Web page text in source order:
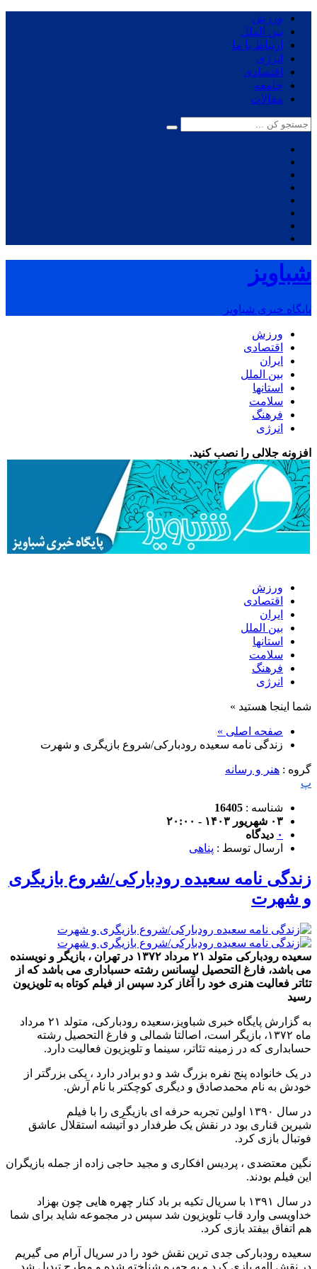
ورزش
بین الملل
ارتباط با ما
انرژی
اقتصادی
جامعه
مقالات
شباویز
پایگاه خبری شباویز
ورزش
اقتصادی
ایران
بین الملل
استانها
سلامت
فرهنگ
انرژی
افزونه جلالی را نصب کنید.
ورزش
اقتصادی
ایران
بین الملل
استانها
سلامت
فرهنگ
انرژی
شما اینجا هستید »
صفحه اصلی »
زندگی نامه سعیده رودبارکی/شروع بازیگری و شهرت
گروه : هنر و رسانه
پ
شناسه : 16405
۰۳ شهریور ۱۴۰۳ - ۲۰:۰۰
۰ دیدگاه
ارسال توسط : پناهی
زندگی نامه سعیده رودبارکی/شروع بازیگری
و شهرت
سعیده رودبارکی متولد ۲۱ مرداد ۱۳۷۲ در تهران ، بازیگر و نویسنده
می باشد، فارغ التحصیل لیسانس رشته حسباداری می باشد که از
تئاتر فعالیت هنری خود را آغاز کرد سپس از فیلم کوتاه به تلویزیون
رسید
به گزارش پایگاه خبری شباویز،سعیده رودبارکی، متولد ۲۱ مرداد
ماه ۱۳۷۲، بازیگر است، اصالتا شمالی و فارغ التحصیل رشته
حسابداری که در زمینه تئاتر، سینما و تلویزیون فعالیت دارد.
در یک خانواده پنج نفره بزرگ شد و دو برادر دارد ، یکی بزرگتر از
خودش به نام محمدصادق و دیگری کوچکتر با نام آرش.
در سال ۱۳۹۰ اولین تجربه حرفه ای بازیگری را با فیلم
شیرین قناری بود در نقش یک طرفدار دو آتیشه استقلال عاشق
فوتبال بازی کرد.
نگین معتضدی ، پردیس افکاری و مجید حاجی زاده از جمله بازیگران
این فیلم بودند.
در سال ۱۳۹۱ با سریال تکیه بر باد کنار چهره هایی چون بهزاد
خداویسی وارد قاب تلویزیون شد سپس در مجموعه شاید برای شما
هم اتفاق بیفتد بازی کرد.
سعیده رودبارکی جدی ترین نقش خود را در سریال آرام می گیریم
در نقش الهه بازی کرد و به چهره شناخته شده و مطرح تبدیل شد.